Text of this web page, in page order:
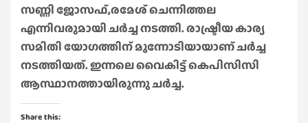
സണ്ണി ജോസഫ്,രമേശ് ചെന്നിത്തല
എന്നിവരുമായി ചർച്ച നടത്തി. രാഷ്ട്രീയ കാര്യ
സമിതി യോഗത്തിന് മുന്നോടിയായാണ് ചർച്ച
നടത്തിയത്. ഇന്നലെ വൈകിട്ട് കെപിസിസി
ആസ്ഥാനത്തായിരുന്നു ചർച്ച.
Share this: